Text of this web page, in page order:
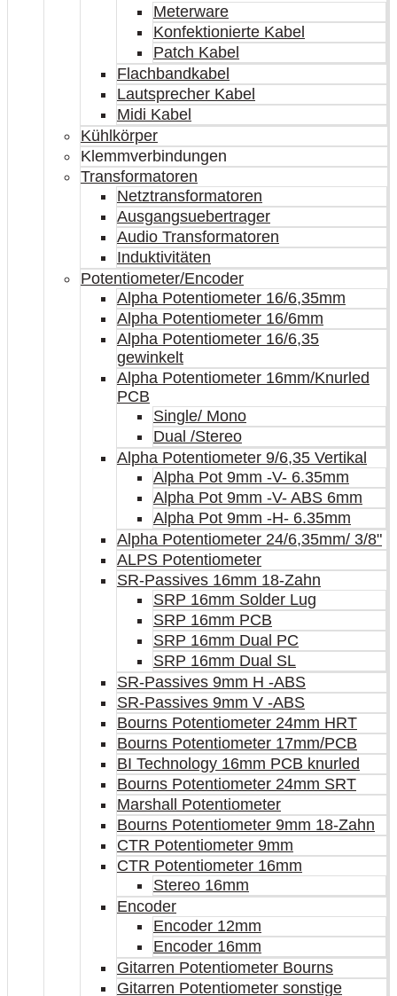
Meterware
Konfektionierte Kabel
Patch Kabel
Flachbandkabel
Lautsprecher Kabel
Midi Kabel
Kühlkörper
Klemmverbindungen
Transformatoren
Netztransformatoren
Ausgangsuebertrager
Audio Transformatoren
Induktivitäten
Potentiometer/Encoder
Alpha Potentiometer 16/6,35mm
Alpha Potentiometer 16/6mm
Alpha Potentiometer 16/6,35
gewinkelt
Alpha Potentiometer 16mm/Knurled
PCB
Single/ Mono
Dual /Stereo
Alpha Potentiometer 9/6,35 Vertikal
Alpha Pot 9mm -V- 6.35mm
Alpha Pot 9mm -V- ABS 6mm
Alpha Pot 9mm -H- 6.35mm
Alpha Potentiometer 24/6,35mm/ 3/8"
ALPS Potentiometer
SR-Passives 16mm 18-Zahn
SRP 16mm Solder Lug
SRP 16mm PCB
SRP 16mm Dual PC
SRP 16mm Dual SL
SR-Passives 9mm H -ABS
SR-Passives 9mm V -ABS
Bourns Potentiometer 24mm HRT
Bourns Potentiometer 17mm/PCB
BI Technology 16mm PCB knurled
Bourns Potentiometer 24mm SRT
Marshall Potentiometer
Bourns Potentiometer 9mm 18-Zahn
CTR Potentiometer 9mm
CTR Potentiometer 16mm
Stereo 16mm
Encoder
Encoder 12mm
Encoder 16mm
Gitarren Potentiometer Bourns
Gitarren Potentiometer sonstige